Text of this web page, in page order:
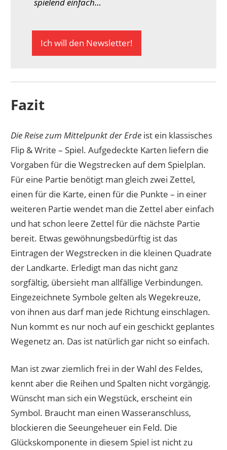
Ich will den Newsletter!
Fazit
Die Reise zum Mittelpunkt der Erde ist ein klassisches
Flip & Write – Spiel. Aufgedeckte Karten liefern die
Vorgaben für die Wegstrecken auf dem Spielplan.
Für eine Partie benötigt man gleich zwei Zettel,
einen für die Karte, einen für die Punkte – in einer
weiteren Partie wendet man die Zettel aber einfach
und hat schon leere Zettel für die nächste Partie
bereit. Etwas gewöhnungsbedürftig ist das
Eintragen der Wegstrecken in die kleinen Quadrate
der Landkarte. Erledigt man das nicht ganz
sorgfältig, übersieht man allfällige Verbindungen.
Eingezeichnete Symbole gelten als Wegekreuze,
von ihnen aus darf man jede Richtung einschlagen.
Nun kommt es nur noch auf ein geschickt geplantes
Wegenetz an. Das ist natürlich gar nicht so einfach.
Man ist zwar ziemlich frei in der Wahl des Feldes,
kennt aber die Reihen und Spalten nicht vorgängig.
Wünscht man sich ein Wegstück, erscheint ein
Symbol. Braucht man einen Wasseranschluss,
blockieren die Seeungeheuer ein Feld. Die
Glückskomponente in diesem Spiel ist nicht zu